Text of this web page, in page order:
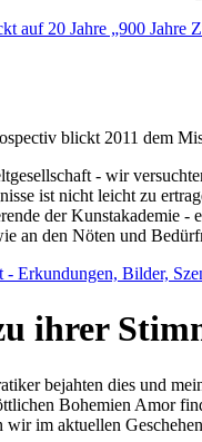
auf 20 Jahre „900 Jahre
blickt 2011 dem
- wir
ist nicht leicht zu
der Kunstakademie
den Nöten und
Erkundungen, Bilder,
ihrer
bejahten dies und
Bohemien Amor
im aktuellen